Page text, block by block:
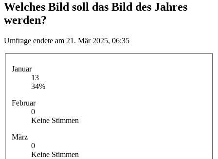
Welches Bild soll das Bild des Jahres
werden?
Umfrage endete am 21. Mär 2025, 06:35
Januar
13
34%
Februar
0
Keine Stimmen
März
0
Keine Stimmen